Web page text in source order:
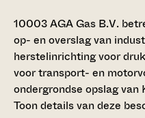
10003AGA Gas B.V.
op- en overslag van
herstelinrichting voor
voor transport- en
ondergrondse opslag
Toon details van deze